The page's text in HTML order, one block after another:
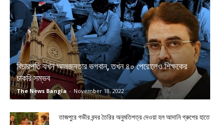
বিচারপতি যখন আমজনতার ভগবান, তখন ৪০ পেরোলেও শিক্ষকের
চাকরি সম্ভব
The News Bangla - November 18, 2022
তাজপুরে গভীর বন্দর তৈরির অনুমতিপত্র দেওয়া হল আদানি গ্রুপের হাতে